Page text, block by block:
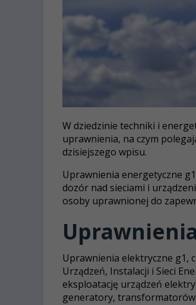
W dziedzinie techniki i
uprawnienia, na czym
dzisiejszego wpisu.
Uprawnienia energetyczne
dozór nad sieciami i
osoby uprawnionej do
Uprawnienia elektryczne g1,
Urządzeń, Instalacji i Sieci
eksploatację urządzeń
generatory,